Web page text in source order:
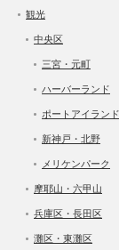
観光
中央区
三宮・元町
ハーバーランド
ポートアイランド
新神戸・北野
メリケンパーク
摩耶山・六甲山
兵庫区・長田区
灘区・東灘区